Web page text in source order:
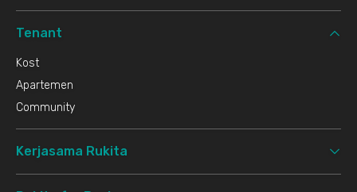
Tenant
Kost
Apartemen
Community
Kerjasama Rukita